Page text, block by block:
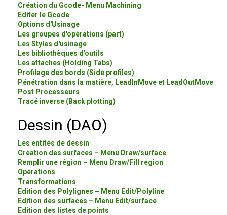
Création du Gcode- Menu Machining
Editer le Gcode
Options d'Usinage
Les groupes d'opérations (part)
Les Styles d'usinage
Les bibliothèques d'outils
Les attaches (Holding Tabs)
Profilage des bords (Side profiles)
Pénétration dans la matière, LeadInMove et LeadOutMove
Post Processeurs
Tracé inverse (Back plotting)
Dessin (DAO)
Les entités de dessin
Création des surfaces – Menu Draw/surface
Remplir une région – Menu Draw/Fill region
Opérations
Transformations
Edition des Polylignes – Menu Edit/Polyline
Edition des surfaces – Menu Edit/surface
Edition des listes de points